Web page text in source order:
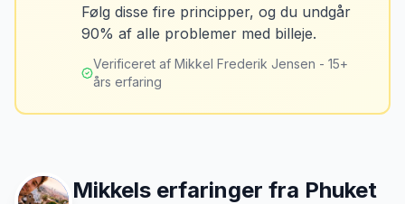
MJ
“Jeg fotograferer altid bilen fra alle
vinkler ved afhentning. Det har reddet
Tank bilen op et par kilometer fra
lufthavnen dagen før aflevering. Priserne
er markant lavere.
Følg disse fire principper, og du undgår
90% af alle problemer med billeje.
Verificeret af Mikkel Frederik Jensen - 15+
års erfaring
Mikkels erfaringer fra Phuket